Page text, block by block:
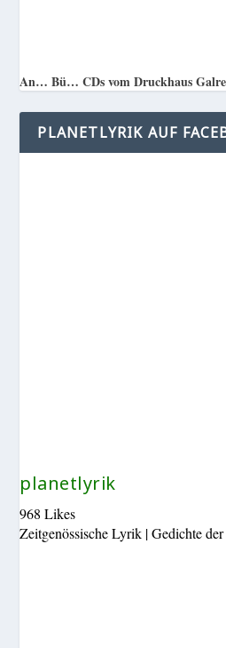
An… Bü… CDs vom Druckhaus
PLANETLYRIK AUF
planetlyrik
968 Likes
Zeitgenössische Lyrik | Gedichte